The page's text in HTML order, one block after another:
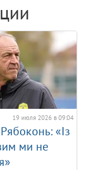
19 июля 2026 в 09:04
«Із
ми не